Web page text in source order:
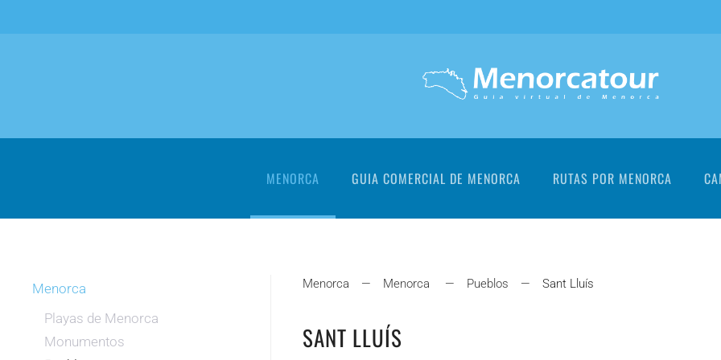
MENORCA GUIA COMERCIAL DE MENORCA RUTAS POR MENORCA
Menorca Menorca Pueblos Sant Lluís
SANT LLUÍS
Menorca
Playas de Menorca
Monumentos